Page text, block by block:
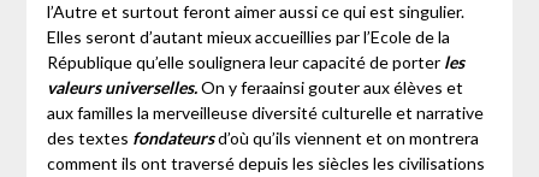
l’Autre et surtout feront aimer aussi ce qui est singulier.
Elles seront d’autant mieux accueillies par l’Ecole de la
République qu’elle soulignera leur capacité de porter les
valeurs universelles.On y feraainsi gouter aux élèves et
aux familles la merveilleuse diversité culturelle et narrative
des textes fondateursd’où qu’ils viennent et on montrera
comment ils ont traversé depuis les siècles les civilisations